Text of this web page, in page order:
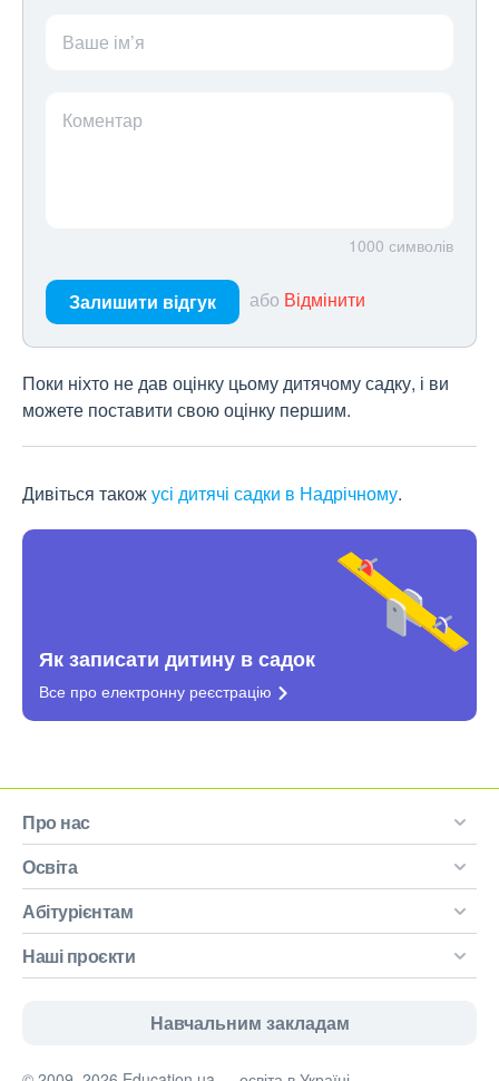
Ваше ім’я
Коментар
1000 символів
Залишити відгук або Відмінити
Поки ніхто не дав оцінку цьому дитячому садку, і ви
можете поставити свою оцінку першим.
Дивіться такожусі дитячі садки в Надрічному.
Як записати дитину в садок
Все про електронну реєстрацію
Про нас
Освіта
Абітурієнтам
Наші проєкти
Навчальним закладам